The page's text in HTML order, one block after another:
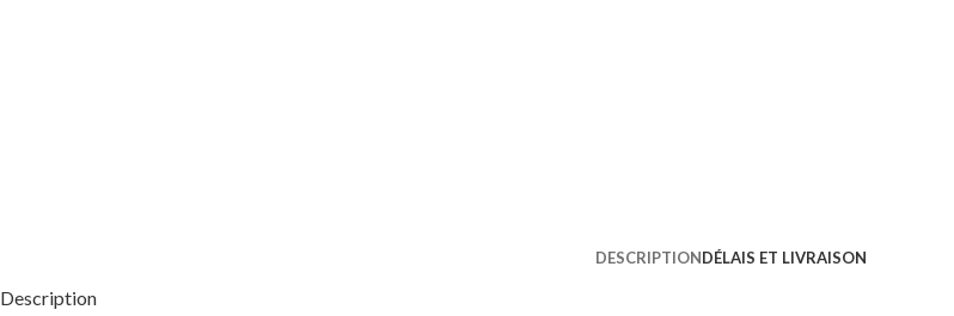
DESCRIPTIONDÉLAIS ET LIVRAISON
Description